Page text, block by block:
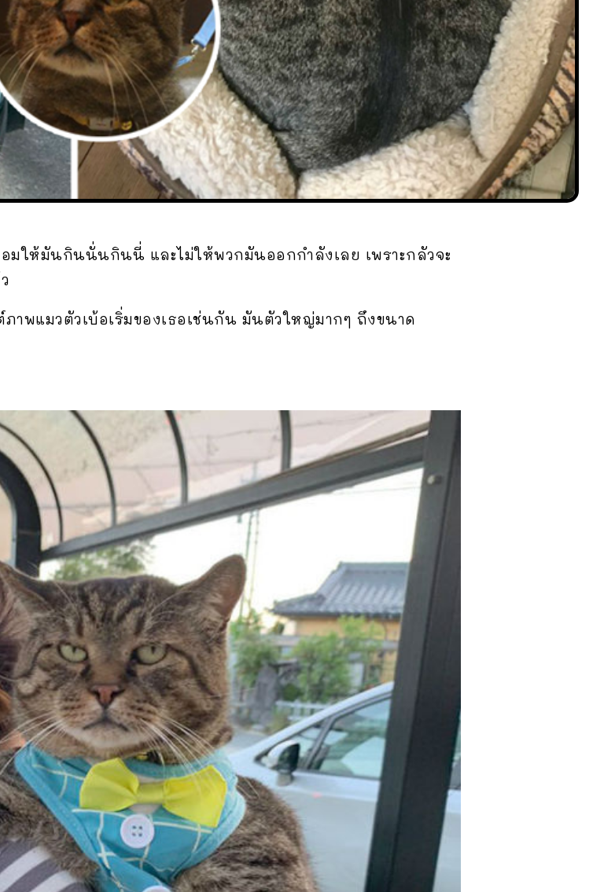
มให้มันกินนั่นกินนี่ และไม่ให้พวกมันออกกำลังเลย เพราะกลัวจะ
าพแมวตัวเบ้อเริ่มของเธอเช่นกัน มันตัวใหญ่มากๆ ถึงขนาด